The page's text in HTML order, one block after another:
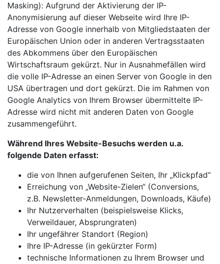
Masking): Aufgrund der Aktivierung der IP-
Anonymisierung auf dieser Webseite wird Ihre IP-
Adresse von Google innerhalb von Mitgliedstaaten der
Europäischen Union oder in anderen Vertragsstaaten
des Abkommens über den Europäischen
Wirtschaftsraum gekürzt. Nur in Ausnahmefällen wird
die volle IP-Adresse an einen Server von Google in den
USA übertragen und dort gekürzt. Die im Rahmen von
Google Analytics von Ihrem Browser übermittelte IP-
Adresse wird nicht mit anderen Daten von Google
zusammengeführt.
Während Ihres Website-Besuchs werden u.a.
folgende Daten erfasst:
die von Ihnen aufgerufenen Seiten, Ihr „Klickpfad“
Erreichung von „Website-Zielen“ (Conversions,
z.B. Newsletter-Anmeldungen, Downloads, Käufe)
Ihr Nutzerverhalten (beispielsweise Klicks,
Verweildauer, Absprungraten)
Ihr ungefährer Standort (Region)
Ihre IP-Adresse (in gekürzter Form)
technische Informationen zu Ihrem Browser und